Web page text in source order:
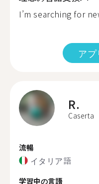
I’m searching for
ア
R.
Caserta
流暢
イタリア語
学習中の言語